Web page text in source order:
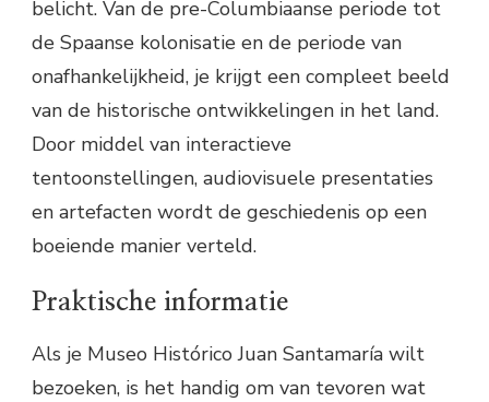
belicht. Van de pre-Columbiaanse periode tot
de Spaanse kolonisatie en de periode van
onafhankelijkheid, je krijgt een compleet beeld
van de historische ontwikkelingen in het land.
Door middel van interactieve
tentoonstellingen, audiovisuele presentaties
en artefacten wordt de geschiedenis op een
boeiende manier verteld.
Praktische informatie
Als je Museo Histórico Juan Santamaría wilt
bezoeken, is het handig om van tevoren wat